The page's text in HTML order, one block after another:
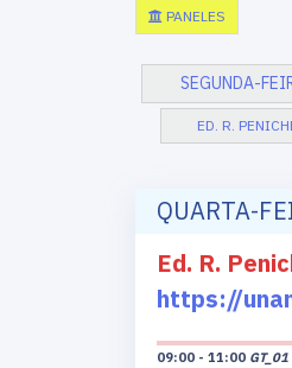
PANELES
SEGUNDA-
ED. R.
QUARTA-
Ed. R.
https://
09:00 - 11:00 GT_01